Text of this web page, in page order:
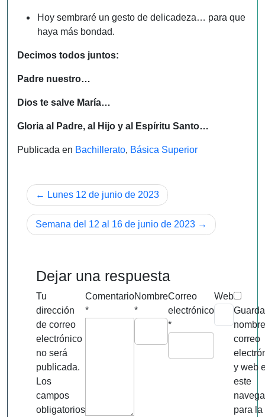
Hoy sembraré un gesto de delicadeza… para que
haya más bondad.
Decimos todos juntos:
Padre nuestro…
Dios te salve María…
Gloria al Padre, al Hijo y al Espíritu Santo…
Publicada en Bachillerato, Básica Superior
Navegación
de
entradas
Lunes 12 de junio de 2023
Semana del 12 al 16 de junio de 2023
Dejar una respuesta
Tu
dirección
de correo
electrónico
no será
publicada.
Los
campos
obligatorios
Comentario
*
Nombre
*
Correo
electrónico
*
Web
correo
y web
este
para la